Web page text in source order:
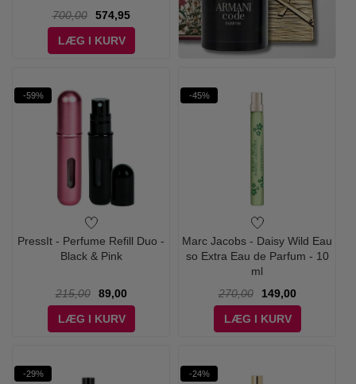
700,00
574,95
LÆG I KURV
-59%
PressIt - Perfume Refill Duo -
Black & Pink
215,00
89,00
LÆG I KURV
-45%
Marc Jacobs - Daisy Wild Eau
so Extra Eau de Parfum - 10
ml
270,00
149,00
LÆG I KURV
-29% -24%